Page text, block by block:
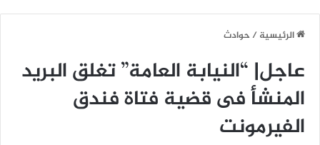
الرئيسية/حوادث
عاجل| “النيابة العامة” تغلق البريد
المنشأ فى قضية فتاة فندق
الفيرمونت